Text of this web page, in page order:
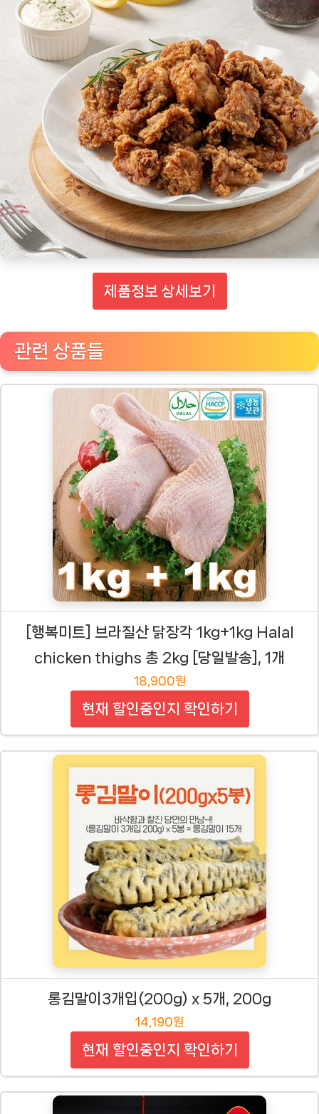
제품정보 상세보기
관련 상품들
[행복미트] 브라질산 닭장각 1kg+1kg Halal
chicken thighs 총 2kg [당일발송], 1개
18,900원
현재 할인중인지 확인하기
롱김말이3개입(200g) x 5개, 200g
14,190원
현재 할인중인지 확인하기